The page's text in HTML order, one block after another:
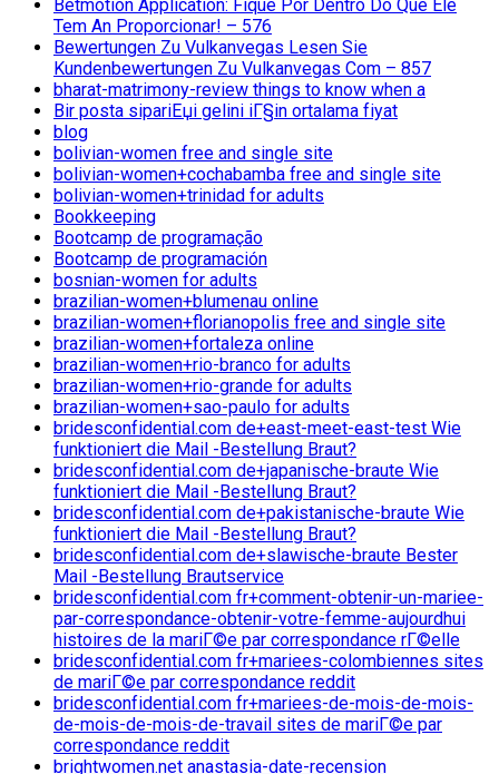
Betmotion Application: Fique Por Dentro Do Que Ele
Tem An Proporcionar! – 576
Bewertungen Zu Vulkanvegas Lesen Sie
Kundenbewertungen Zu Vulkanvegas Com – 857
bharat-matrimony-review things to know when a
Bir posta sipariЕџi gelini iГ§in ortalama fiyat
blog
bolivian-women free and single site
bolivian-women+cochabamba free and single site
bolivian-women+trinidad for adults
Bookkeeping
Bootcamp de programação
Bootcamp de programación
bosnian-women for adults
brazilian-women+blumenau online
brazilian-women+florianopolis free and single site
brazilian-women+fortaleza online
brazilian-women+rio-branco for adults
brazilian-women+rio-grande for adults
brazilian-women+sao-paulo for adults
bridesconfidential.com de+east-meet-east-test Wie
funktioniert die Mail -Bestellung Braut?
bridesconfidential.com de+japanische-braute Wie
funktioniert die Mail -Bestellung Braut?
bridesconfidential.com de+pakistanische-braute Wie
funktioniert die Mail -Bestellung Braut?
bridesconfidential.com de+slawische-braute Bester
Mail -Bestellung Brautservice
bridesconfidential.com fr+comment-obtenir-un-mariee-
par-correspondance-obtenir-votre-femme-aujourdhui
histoires de la mariГ©e par correspondance rГ©elle
bridesconfidential.com fr+mariees-colombiennes sites
de mariГ©e par correspondance reddit
bridesconfidential.com fr+mariees-de-mois-de-mois-
de-mois-de-mois-de-travail sites de mariГ©e par
correspondance reddit
brightwomen.net anastasia-date-recension